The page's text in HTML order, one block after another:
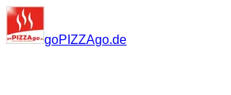
goPIZZAgo.de